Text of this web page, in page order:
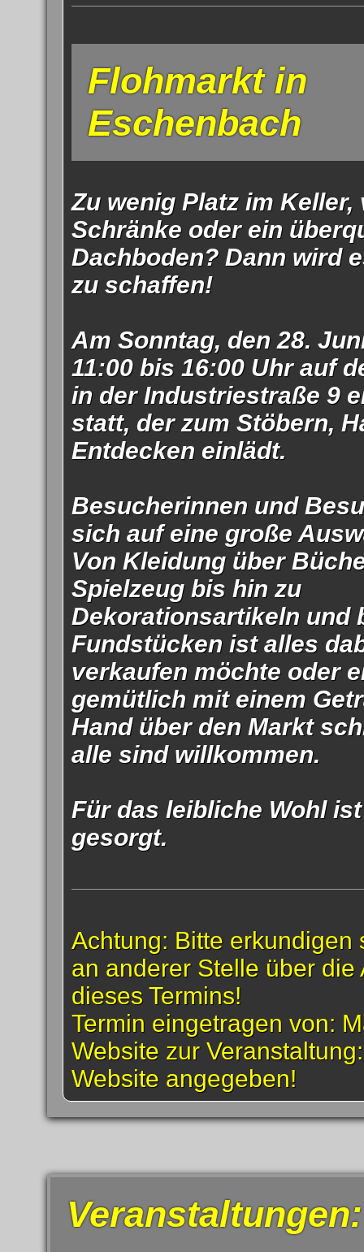
Flohmarkt in
Eschenbach
Zu wenig Platz im Keller,
Schränke oder ein
Dachboden? Dann wird
zu schaffen!
Am Sonntag, den 28.
11:00 bis 16:00 Uhr auf
in der Industriestraße 9
statt, der zum Stöbern,
Entdecken einlädt.
Besucherinnen und
sich auf eine große
Von Kleidung über
Spielzeug bis hin zu
Dekorationsartikeln und
Fundstücken ist alles
verkaufen möchte oder
gemütlich mit einem
Hand über den Markt
alle sind willkommen.
Für das leibliche Wohl
gesorgt.
Achtung: Bitte erkundigen
an anderer Stelle über die
dieses Termins!
Termin eingetragen von:
Website zur
Website angegeben!
Veranstaltungen: